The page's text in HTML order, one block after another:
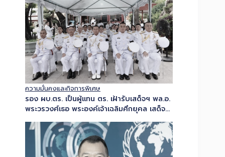
ความมั่นคงและกิจการพิเศษ
รอง ผบ.ตร. เป็นผู้แทน ตร. เฝ้ารับเสด็จฯ พล.อ.
พระวรวงศ์เธอ พระองค์เจ้าเฉลิมศึกยุคล เสด็จ
พิธีทรงบำเพ็ญพระราชกุศล เนื่องในวัน
อาสาฬหบูชาและเทศกาลเข้าพรรษา…